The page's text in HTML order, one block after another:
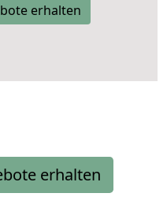
erhalten
erhalten